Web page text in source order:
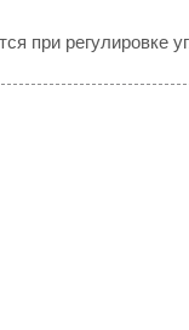
при регулировке